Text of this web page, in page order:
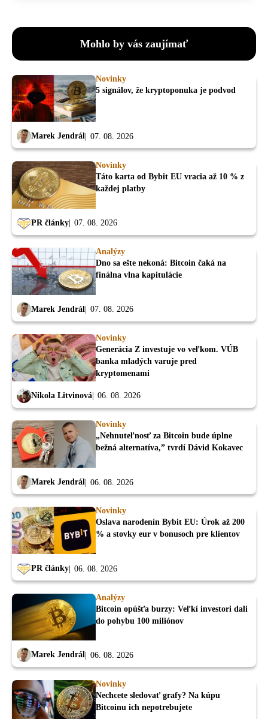
Mohlo by vás zaujímať
Novinky
5 signálov, že kryptoponuka je podvod
Marek Jendrál 07. 08. 2026
Novinky
Táto karta od Bybit EU vracia až 10 % z
každej platby
PR články 07. 08. 2026
Analýzy
Dno sa ešte nekoná: Bitcoin čaká na
finálna vlna kapitulácie
Marek Jendrál 07. 08. 2026
Novinky
Generácia Z investuje vo veľkom. VÚB
banka mladých varuje pred
kryptomenami
Nikola Litvinová 06. 08. 2026
Novinky
„Nehnuteľnosť za Bitcoin bude úplne
bežná alternatíva,” tvrdí Dávid Kokavec
Marek Jendrál 06. 08. 2026
Novinky
Oslava narodenín Bybit EU: Úrok až 200
% a stovky eur v bonusoch pre klientov
PR články 06. 08. 2026
Analýzy
Bitcoin opúšťa burzy: Veľkí investori dali
do pohybu 100 miliónov
Marek Jendrál 06. 08. 2026
Novinky
Nechcete sledovať grafy? Na kúpu
Bitcoinu ich nepotrebujete